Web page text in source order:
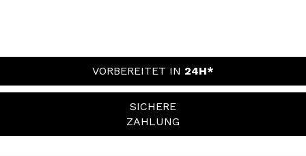
VORBEREITET IN 24H*
SICHERE
ZAHLUNG